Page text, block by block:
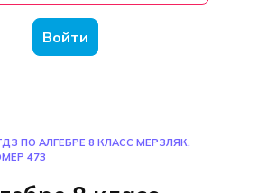
Войти
ПО АЛГЕБРЕ 8 КЛАСС МЕРЗЛЯК,
473